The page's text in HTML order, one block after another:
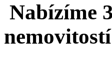
Nabízíme
nemovitostí